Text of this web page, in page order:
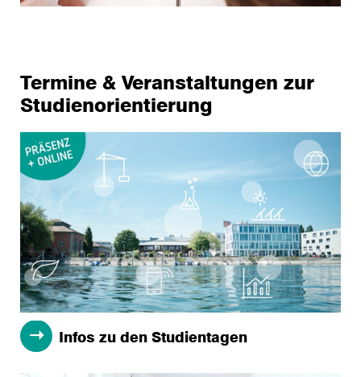
Termine & Veranstaltungen zur
Studienorientierung
Infos zu den Studientagen